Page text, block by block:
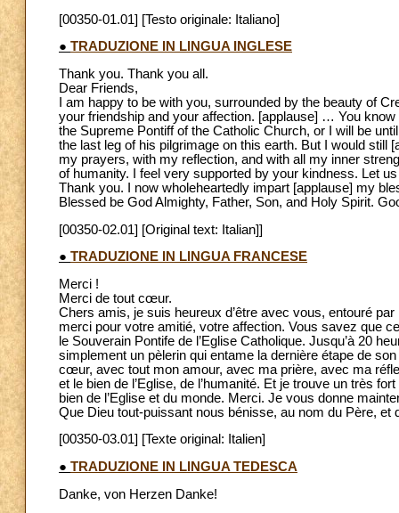
[00350-01.01] [Testo originale: Italiano]
● TRADUZIONE IN LINGUA INGLESE
Thank you. Thank you all.
Dear Friends,
I am happy to be with you, surrounded by the beauty of
your friendship and your affection. [applause] … You
the Supreme Pontiff of the Catholic Church, or I will be
the last leg of his pilgrimage on this earth. But I would
my prayers, with my reflection, and with all my inner
of humanity. I feel very supported by your kindness. Let
Thank you. I now wholeheartedly impart [applause] my
Blessed be God Almighty, Father, Son, and Holy Spirit.
[00350-02.01] [Original text: Italian]]
● TRADUZIONE IN LINGUA FRANCESE
Merci !
Merci de tout cœur.
Chers amis, je suis heureux d’être avec vous, entouré
merci pour votre amitié, votre affection. Vous savez que
le Souverain Pontife de l’Eglise Catholique. Jusqu’à 20
simplement un pèlerin qui entame la dernière étape de
cœur, avec tout mon amour, avec ma prière, avec ma
et le bien de l’Eglise, de l’humanité. Et je trouve un très
bien de l’Eglise et du monde. Merci. Je vous donne
Que Dieu tout-puissant nous bénisse, au nom du Père,
[00350-03.01] [Texte original: Italien]
● TRADUZIONE IN LINGUA TEDESCA
Danke, von Herzen Danke!